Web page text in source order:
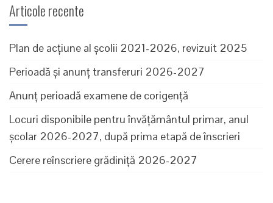
Articole recente
Plan de acțiune al școlii 2021-2026, revizuit 2025
Perioadă și anunț transferuri 2026-2027
Anunț perioadă examene de corigență
Locuri disponibile pentru învăţământul primar, anul
şcolar 2026-2027, după prima etapă de înscrieri
Cerere reînscriere grădiniță 2026-2027